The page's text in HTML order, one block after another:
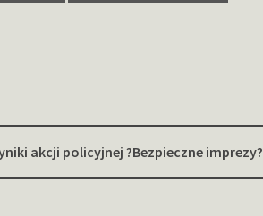
akcji policyjnej ?Bezpieczne imprezy?